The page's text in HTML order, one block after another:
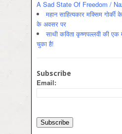
A Sad State Of Freedom /
महान साहित्यकार मक्सिम
के अवसर पर
साथी कविता कृष्णपल्लवी की एक
चुका है!
Subscribe
Email: